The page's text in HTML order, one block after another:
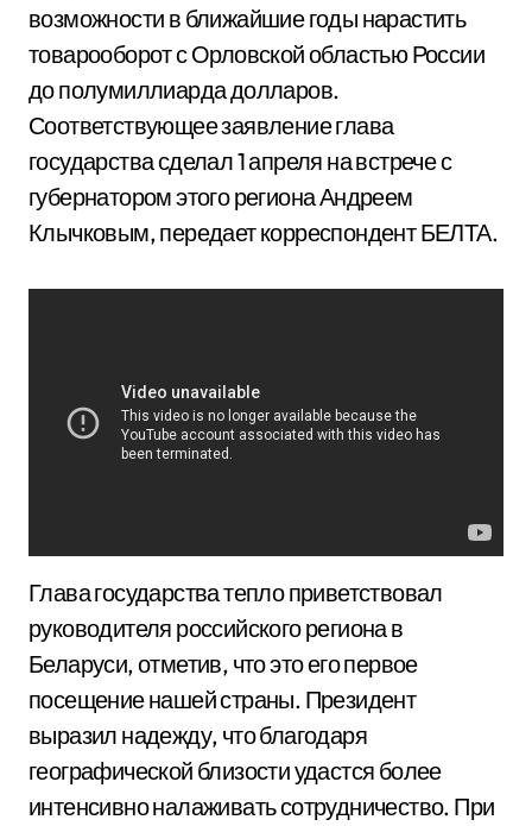
возможности в ближайшие годы нарастить
товарооборот с Орловской областью России
до полумиллиарда долларов.
Соответствующее заявление глава
государства сделал 1 апреля на встрече с
губернатором этого региона Андреем
Клычковым, передает корреспондент БЕЛТА.
Глава государства тепло приветствовал
руководителя российского региона в
Беларуси, отметив, что это его первое
посещение нашей страны. Президент
выразил надежду, что благодаря
географической близости удастся более
интенсивно налаживать сотрудничество. При